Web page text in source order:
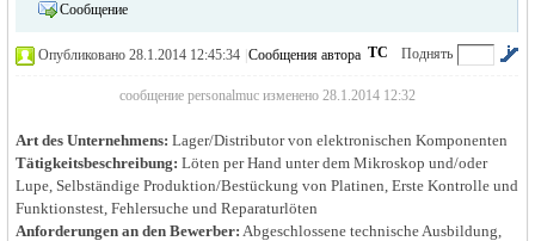
объявления в
Сообщение
Поднять
ТС
Опубликовано 28.1.2014 12:45:34 Сообщения автора
сообщение personalmuc изменено 28.1.2014 12:32
Art des Unternehmens:Lager/Distributor von elektronischen Komponenten
Tätigkeitsbeschreibung: Löten per Hand unter dem Mikroskop und/oder
Lupe, Selbständige Produktion/Bestückung von Platinen, Erste Kontrolle und
Funktionstest, Fehlersuche und Reparaturlöten
Anforderungen an den Bewerber: Abgeschlossene technische Ausbildung,